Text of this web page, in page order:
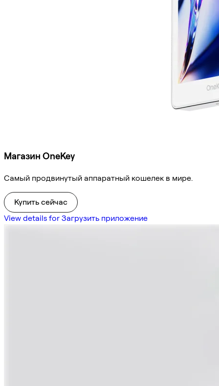
Магазин OneKey
Самый продвинутый аппаратный кошелек в мире.
Купить сейчас
View details for Загрузить приложение